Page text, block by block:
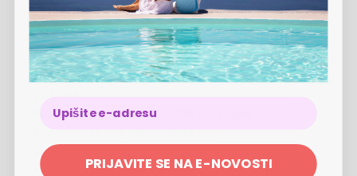
se spajaju opuštanje, kultura i zabava.
Standardna dvokrevetna soba: dvokrevetna soba uključuje
besplatne toaletne potrepštine, sopstveno kupatilo sa tušem,
bideom i fenom za kosu. Ova klimatizovana dvokrevetna soba ima
pripremu čaja/kave, ormar i pogled na ulicu. Jedinica nudi 1 bračni
Rezervaciju izvršite sa ponuđačem uz pomoć kupona
Izmena potvrđene rezervacije moguća je 5 dana pre
datuma dolaska, u protivnom se voucher smatra
iskorištenim.
Moguće doplate: doručak 12 €/osoba/noć, pomoćni ležaj
Kupon morate predložiti prilikom prijave
Kućni ljubimci su dozvoljeni uz doplatu u iznosu od 20
€/dan
PRIJAVITE SE NA E-NOVOSTI